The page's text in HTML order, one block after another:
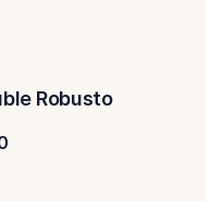
Robusto